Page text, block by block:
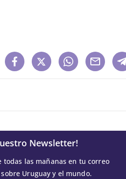
Newsletter!
todas las mañanas en tu correo
Uruguay y el mundo.